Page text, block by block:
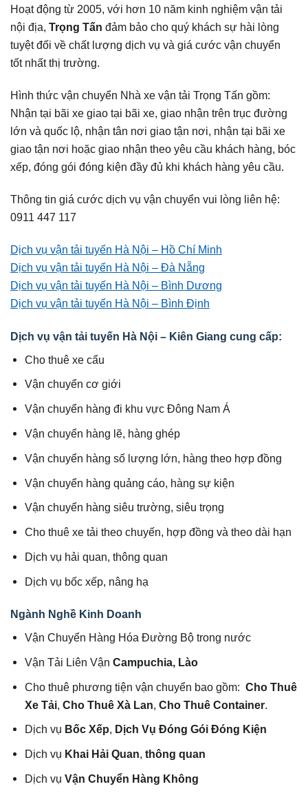
Hoạt động từ 2005, với hơn 10 năm kinh nghiệm vận tải
nội địa, Trọng Tấn đảm bảo cho quý khách sự hài lòng
tuyệt đối về chất lượng dịch vụ và giá cước vận chuyển
tốt nhất thị trường.
Hình thức vận chuyển Nhà xe vận tải Trọng Tấn gồm:
Nhận tại bãi xe giao tại bãi xe, giao nhận trên trục đường
lớn và quốc lộ, nhận tân nơi giao tận nơi, nhận tại bãi xe
giao tận nơi hoặc giao nhận theo yêu cầu khách hàng, bóc
xếp, đóng gói đóng kiện đầy đủ khi khách hàng yêu cầu.
Thông tin giá cước dịch vụ vận chuyển vui lòng liên hệ:
0911 447 117
Dịch vụ vận tải tuyến Hà Nội – Hồ Chí Minh
Dịch vụ vận tải tuyến Hà Nội – Đà Nẵng
Dịch vụ vận tải tuyến Hà Nội – Bình Dương
Dịch vụ vận tải tuyến Hà Nội – Bình Định
Dịch vụ vận tải tuyến Hà Nội – Kiên Giang cung cấp:
Cho thuê xe cẩu
Vận chuyển cơ giới
Vận chuyển hàng đi khu vực Đông Nam Á
Vận chuyển hàng lẽ, hàng ghép
Vận chuyển hàng số lượng lớn, hàng theo hợp đồng
Vận chuyển hàng quảng cáo, hàng sự kiện
Vận chuyển hàng siêu trường, siêu trọng
Cho thuê xe tải theo chuyến, hợp đồng và theo dài hạn
Dịch vụ hải quan, thông quan
Dịch vụ bốc xếp, nâng hạ
Ngành Nghề Kinh Doanh
Vận Chuyển Hàng Hóa Đường Bộ trong nước
Vận Tải Liên VậnCampuchia, Lào
Cho thuê phương tiện vận chuyển bao gồm:Cho Thuê
Xe Tải,Cho Thuê Xà Lan,Cho Thuê Container.
Dịch vụ Bốc Xếp, Dịch Vụ Đóng Gói Đóng Kiện
Dịch vụ Khai Hải Quan,thông quan
Dịch vụVận Chuyển Hàng Không